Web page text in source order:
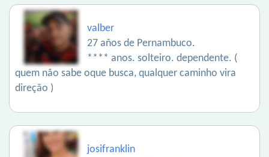
valber
27 años de Pernambuco.
**** anos. solteiro. dependente. (
quem não sabe oque busca, qualquer caminho vira
direção )
josifranklin